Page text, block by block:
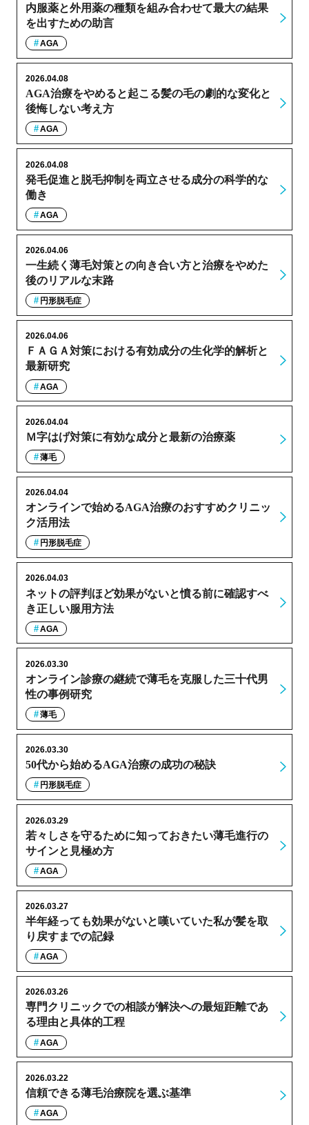
内服薬と外用薬の種類を組み合わせて最大の結果
を出すための助言
AGA
AGA治療をやめると起こる髪の毛の劇的な変化と
後悔しない考え方
2026.04.08
AGA
発毛促進と脱毛抑制を両立させる成分の科学的な
働き
2026.04.08
AGA
一生続く薄毛対策との向き合い方と治療をやめた
後のリアルな末路
2026.04.06
円形脱毛症
ＦＡＧＡ対策における有効成分の生化学的解析と
最新研究
2026.04.06
AGA
Ｍ字はげ対策に有効な成分と最新の治療薬
2026.04.04
薄毛
オンラインで始めるAGA治療のおすすめクリニッ
ク活用法
2026.04.04
円形脱毛症
ネットの評判ほど効果がないと憤る前に確認すべ
き正しい服用方法
2026.04.03
AGA
オンライン診療の継続で薄毛を克服した三十代男
性の事例研究
2026.03.30
薄毛
50代から始めるAGA治療の成功の秘訣
2026.03.30
円形脱毛症
若々しさを守るために知っておきたい薄毛進行の
サインと見極め方
2026.03.29
AGA
半年経っても効果がないと嘆いていた私が髪を取
り戻すまでの記録
2026.03.27
AGA
専門クリニックでの相談が解決への最短距離であ
る理由と具体的工程
2026.03.26
AGA
信頼できる薄毛治療院を選ぶ基準
2026.03.22
AGA